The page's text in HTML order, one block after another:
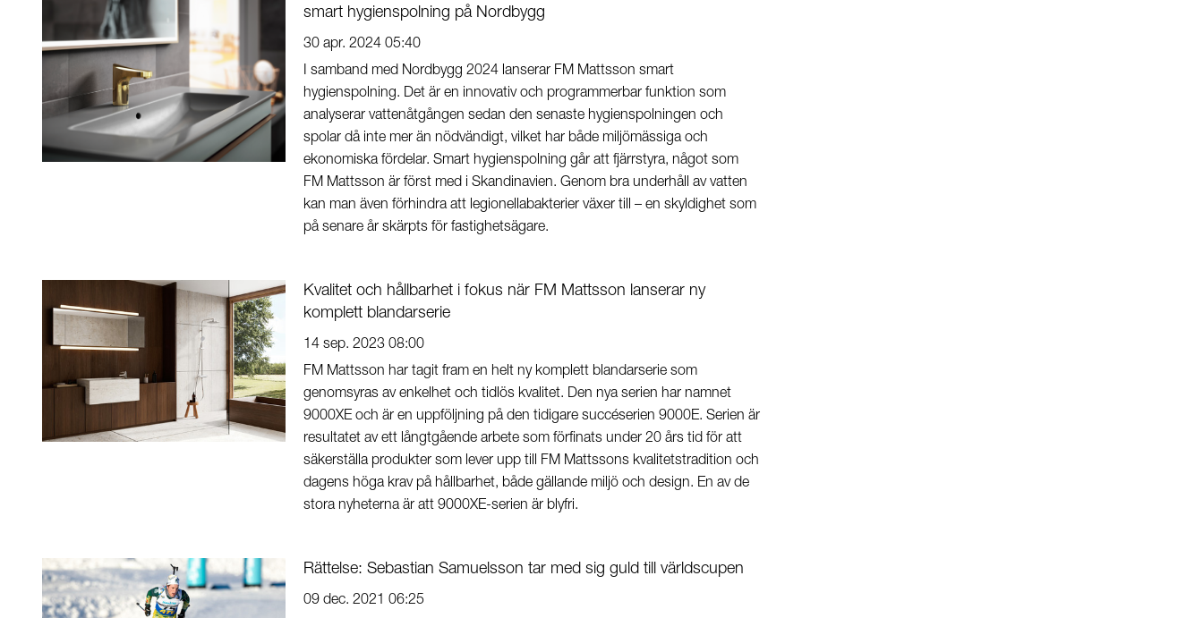
smart hygienspolning på Nordbygg
30 apr. 2024 05:40
I samband med Nordbygg 2024 lanserar FM Mattsson smart
hygienspolning. Det är en innovativ och programmerbar funktion som
analyserar vattenåtgången sedan den senaste hygienspolningen och
spolar då inte mer än nödvändigt, vilket har både miljömässiga och
ekonomiska fördelar. Smart hygienspolning går att fjärrstyra, något som
FM Mattsson är först med i Skandinavien. Genom bra underhåll av vatten
kan man även förhindra att legionellabakterier växer till – en skyldighet som
på senare år skärpts för fastighetsägare.
Kvalitet och hållbarhet i fokus när FM Mattsson lanserar ny
komplett blandarserie
14 sep. 2023 08:00
FM Mattsson har tagit fram en helt ny komplett blandarserie som
genomsyras av enkelhet och tidlös kvalitet. Den nya serien har namnet
9000XE och är en uppföljning på den tidigare succéserien 9000E. Serien är
resultatet av ett långtgående arbete som förfinats under 20 års tid för att
säkerställa produkter som lever upp till FM Mattssons kvalitetstradition och
dagens höga krav på hållbarhet, både gällande miljö och design. En av de
stora nyheterna är att 9000XE-serien är blyfri.
Rättelse: Sebastian Samuelsson tar med sig guld till världscupen
09 dec. 2021 06:25